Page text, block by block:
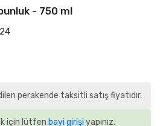
- 750 ml
perakende taksitli satış fiyatıdır.
için lütfen bayi girişi yapınız.